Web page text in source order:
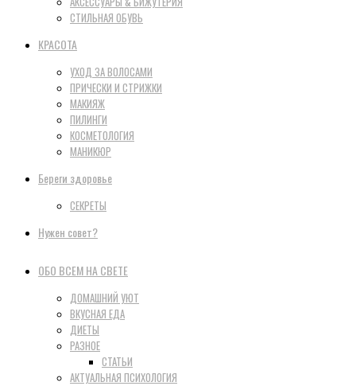
СТИЛЬНАЯ ОБУВЬ
КРАСОТА
УХОД ЗА ВОЛОСАМИ
ПРИЧЕСКИ И СТРИЖКИ
МАКИЯЖ
ПИЛИНГИ
КОСМЕТОЛОГИЯ
МАНИКЮР
Береги здоровье
СЕКРЕТЫ
Нужен совет?
ОБО ВСЕМ НА СВЕТЕ
ДОМАШНИЙ УЮТ
ВКУСНАЯ ЕДА
ДИЕТЫ
РАЗНОЕ
СТАТЬИ
АКТУАЛЬНАЯ ПСИХОЛОГИЯ